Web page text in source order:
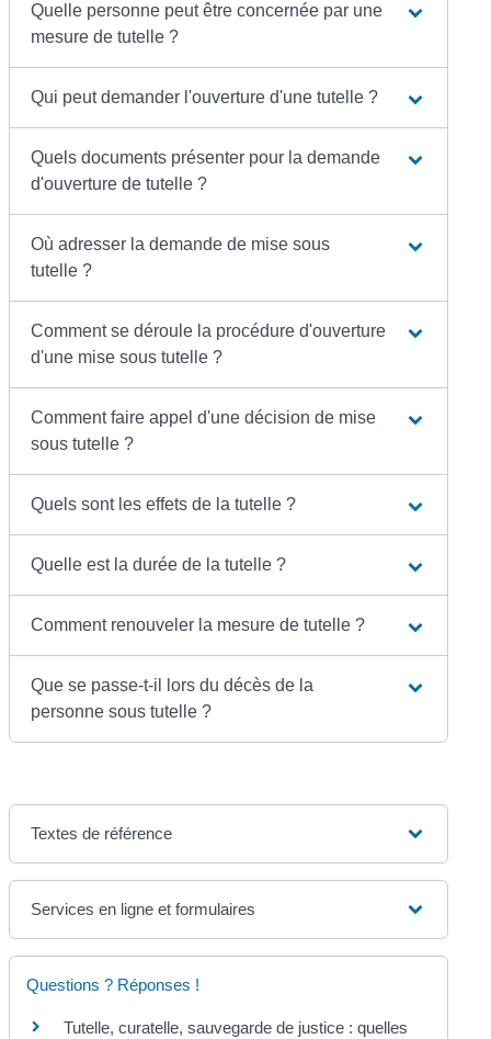
Quelle personne peut être concernée par une
mesure de tutelle ?
Qui peut demander l'ouverture d'une tutelle ?
Quels documents présenter pour la demande
d'ouverture de tutelle ?
Où adresser la demande de mise sous
tutelle ?
Comment se déroule la procédure d'ouverture
d'une mise sous tutelle ?
Comment faire appel d'une décision de mise
sous tutelle ?
Quels sont les effets de la tutelle ?
Quelle est la durée de la tutelle ?
Comment renouveler la mesure de tutelle ?
Que se passe-t-il lors du décès de la
personne sous tutelle ?
Textes de référence
Services en ligne et formulaires
Questions ? Réponses !
Tutelle, curatelle, sauvegarde de justice : quelles